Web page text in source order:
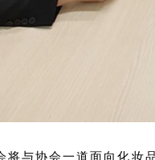
将与协会一道面向化妆